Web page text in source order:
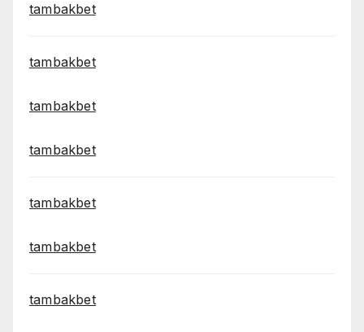
tambakbet
tambakbet
tambakbet
tambakbet
tambakbet
tambakbet
tambakbet